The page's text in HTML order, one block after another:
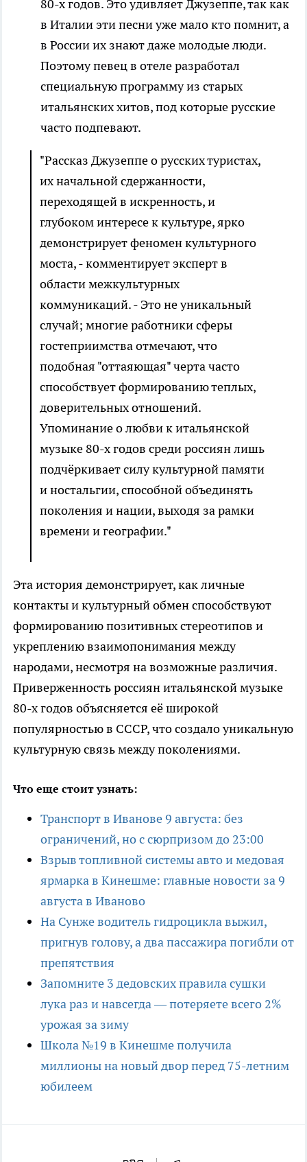
80-х годов. Это удивляет Джузеппе, так как
в Италии эти песни уже мало кто помнит, а
в России их знают даже молодые люди.
Поэтому певец в отеле разработал
специальную программу из старых
итальянских хитов, под которые русские
часто подпевают.
"Рассказ Джузеппе о русских туристах,
их начальной сдержанности,
переходящей в искренность, и
глубоком интересе к культуре, ярко
демонстрирует феномен культурного
моста, - комментирует эксперт в
области межкультурных
коммуникаций. - Это не уникальный
случай; многие работники сферы
гостеприимства отмечают, что
подобная "оттаяющая" черта часто
способствует формированию теплых,
доверительных отношений.
Упоминание о любви к итальянской
музыке 80-х годов среди россиян лишь
подчёркивает силу культурной памяти
и ностальгии, способной объединять
поколения и нации, выходя за рамки
времени и географии."
Эта история демонстрирует, как личные
контакты и культурный обмен способствуют
формированию позитивных стереотипов и
укреплению взаимопонимания между
народами, несмотря на возможные различия.
Приверженность россиян итальянской музыке
80-х годов объясняется её широкой
популярностью в СССР, что создало уникальную
культурную связь между поколениями.
Что еще стоит узнать:
Транспорт в Иванове 9 августа: без
ограничений, но с сюрпризом до 23:00
Взрыв топливной системы авто и медовая
ярмарка в Кинешме: главные новости за 9
августа в Иваново
На Сунже водитель гидроцикла выжил,
пригнув голову, а два пассажира погибли от
препятствия
Запомните 3 дедовских правила сушки
лука раз и навсегда — потеряете всего 2%
урожая за зиму
Школа №19 в Кинешме получила
миллионы на новый двор перед 75-летним
юбилеем